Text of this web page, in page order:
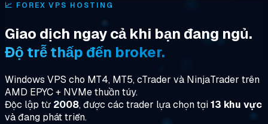
📈 FOREX VPS HOSTING
Giao dịch ngay cả khi bạn đang ngủ.
Độ trễ thấp đến broker.
Windows VPS cho MT4, MT5, cTrader và NinjaTrader trên
AMD EPYC + NVMe thuần túy.
Độc lập từ 2008, được các trader lựa chọn tại13 khu vực
và đang phát triển.